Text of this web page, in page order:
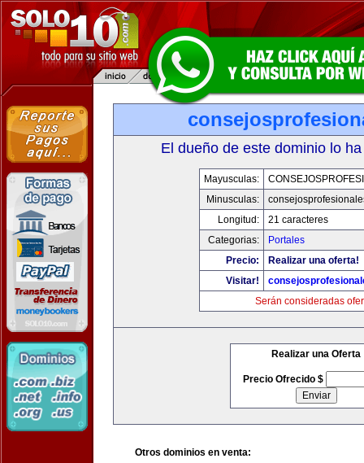
El dueño de este dominio lo
Mayusculas:
Minusculas:
Longitud:
21 caracteres
Categorias:
Portales
Precio:
Realizar una oferta!
Visitar!
Serán consideradas
Realizar una Oferta
Precio Ofrecido $
Otros dominios en venta: